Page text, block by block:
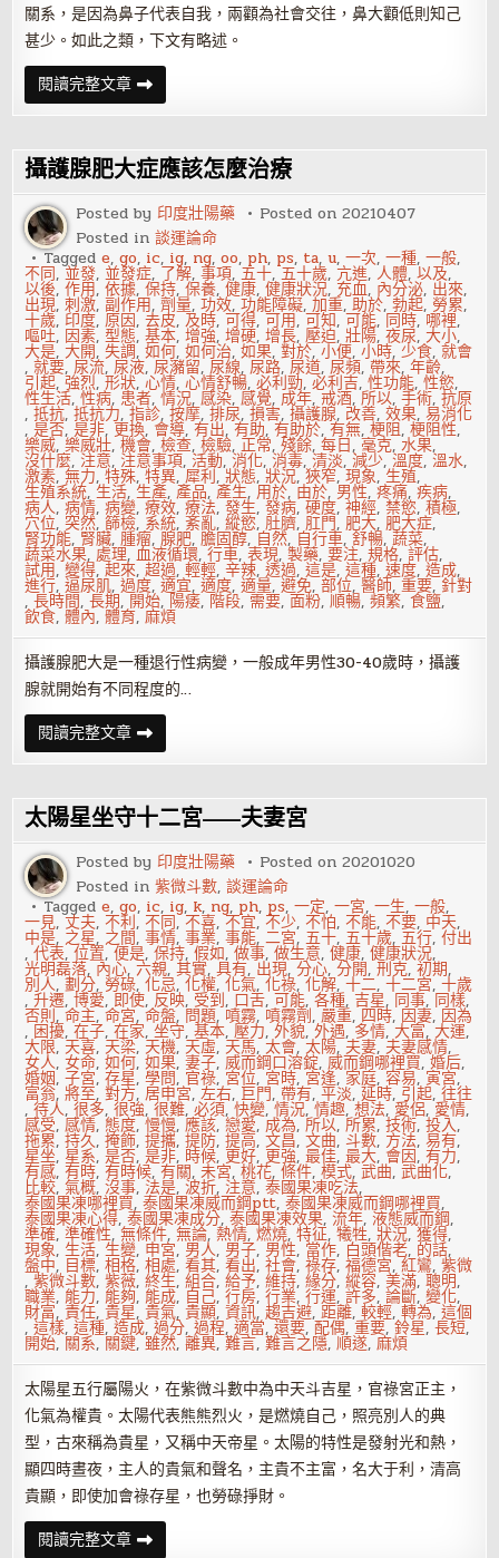
關系，是因為鼻子代表自我，兩顴為社會交往，鼻大顴低則知己
甚少。如此之類，下文有略述。
閱讀完整文章金
自
在
相
——
問
富
在
鼻
攝護腺肥大症應該怎麼治療
Posted by 印度壯陽藥 Posted on20210407
Posted in談運論命
Taggede,go, ic, ig, ng,oo, ph, ps, ta,u,一次,一種,一般,
不同,並發,並發症, 了解,事項,五十,五十歲,亢進,人體,以及,
以後,作用,依據,保持,保養,健康,健康狀況, 充血, 內分泌, 出來,
出現,刺激,副作用,劑量,功效,功能障礙,加重,助於,勃起, 勞累,
十歲, 印度,原因,去皮,及時,可得,可用,可知,可能, 同時, 哪裡,
嘔吐, 因素,型態,基本,增強,增硬,增長,壓迫,壯陽,夜尿,大小,
大是,大開,失調,如何,如何治,如果,對於,小便,小時,少食,就會
,就要,尿流,尿液,尿瀦留,尿線,尿路,尿道,尿頻,帶來,年齡,
引起,強烈,形狀,心情,心情舒暢,必利勁,必利吉,性功能,性慾,
性生活,性病, 患者,情況,感染,感覺, 成年,戒酒,所以,手術,抗原
,抵抗,抵抗力,指診,按摩,排尿,損害,攝護腺, 改善,效果,易消化
,是否,是非,更換, 會導,有出,有助,有助於,有無,梗阻,梗阻性,
樂威,樂威壯,機會,檢查,檢驗,正常,殘餘,每日,毫克,水果,
沒什麼, 注意, 注意事項,活動,消化,消毒,清淡,減少,溫度,溫水,
激素,無力,特殊,特異,犀利,狀態,狀況,狹窄,現象,生殖,
生殖系統,生活,生產,產品,產生, 用於, 由於, 男性,疼痛,疾病,
病人,病情,病變,療效,療法,發生,發病,硬度,神經,禁慾,積極,
穴位,突然,篩檢, 系統,紊亂,縱慾,肚臍,肛門,肥大,肥大症,
腎功能, 腎臟,腫瘤,腺肥,膽固醇, 自然, 自行車,舒暢,蔬菜,
蔬菜水果,處理,血液循環,行車,表現,製藥,要注,規格,評估,
試用,變得,起來,超過,輕輕,辛辣,透過,這是,這種,速度,造成,
進行,逼尿肌,過度,適宜,適度,適量,避免,部位,醫師,重要, 針對
,長時間,長期, 開始, 陽痿, 階段,需要,面粉,順暢,頻繁,食鹽,
飲食,體內,體育,麻煩
攝護腺肥大是一種退行性病變，一般成年男性30-40歲時，攝護
腺就開始有不同程度的…
閱讀完整文章攝
護
腺
大
症
應
該
怎
麼
治
療
太陽星坐守十二宮——夫妻宮
Posted by 印度壯陽藥 Posted on20201020
Posted in紫微斗數,談運論命
Taggede,go, ic, ig, k, ng, ph, ps,一定,一宮,一生,一般,
一見,丈夫,不利,不同,不喜,不宜,不少,不怕,不能,不要, 中天,
中是, 之星, 之間,事情,事業,事能,二宮,五十,五十歲,五行,付出
,代表,位置,便是,保持,假如,做事,做生意,健康,健康狀況,
光明磊落, 內心,六親,其實,具有, 出現,分心,分開,刑克,初期,
別人,劃分, 勞碌,化忌,化權,化氣,化祿,化解,十二,十二宮,十歲
,升遷,博愛, 即使, 反映, 受到, 口舌,可能,各種,吉星, 同事, 同樣,
否則,命主,命宮,命盤, 問題, 噴霧, 噴霧劑,嚴重, 四時, 因妻, 因為
, 困擾,在子,在家,坐守,基本,壓力,外貌,外遇, 多情,大富,大運,
大限, 天喜, 天梁, 天機, 天虛, 天馬,太會,太陽, 夫妻, 夫妻感情,
女人,女命,如何,如果,妻子,威而鋼口溶錠,威而鋼哪裡買,婚后,
婚姻,子宮,存星,學問, 官祿, 宮位, 宮時, 宮逢, 家庭,容易, 寅宮,
富翁,將至,對方,居申宮,左右, 巨門,帶有,平淡,延時, 引起,往往
,待人,很多,很強,很難,必須,快變,情況,情趣,想法, 愛侶, 愛情,
感受,感情, 態度,慢慢,應該,戀愛, 成為,所以,所累,技術,投入,
拖累,持久,掩飾,提攜,提防,提高,文昌,文曲,斗數, 方法,易有,
星坐, 星系,是否,是非, 時候, 更好, 更強,最佳,最大, 會因,有力,
有感,有時,有時候,有關,未宮,桃花,條件,模式,武曲,武曲化,
比較,氣概,沒事, 法是,波折, 注意,泰國果凍吃法,
泰國果凍哪裡買,泰國果凍威而鋼ptt,泰國果凍威而鋼哪裡買,
泰國果凍心得,泰國果凍成分,泰國果凍效果,流年,液態威而鋼,
準確,準確性,無條件,無論,熱情,燃燒,特征,犧牲,狀況,獲得,
現象,生活,生變, 申宮, 男人, 男子, 男性, 當作, 白頭偕老, 的話,
盤中, 目標,相格,相處,看其,看出,社會,祿存,福德宮,紅鸞,紫微
,紫微斗數,紫薇,終生,組合,給予,維持,緣分,縱容,美滿,聰明,
職業, 能力, 能夠, 能成, 自己,行房,行業,行運,許多,論斷,變化,
財富,責任,貴星,貴氣,貴顯,資訊,趨吉避,距離,較輕,轉為,這個
,這樣,這種,造成,過分,過程,適當,還要,配偶,重要,鈴星,長短,
開始, 關系, 關鍵,雖然,離異,難言,難言之隱,順遂,麻煩
太陽星五行屬陽火，在紫微斗數中為中天斗吉星，官祿宮正主，
化氣為權貴。太陽代表熊熊烈火，是燃燒自己，照亮別人的典
型，古來稱為貴星，又稱中天帝星。太陽的特性是發射光和熱，
顯四時晝夜，主人的貴氣和聲名，主貴不主富，名大于利，清高
貴顯，即使加會祿存星，也勞碌掙財。
閱讀完整文章太